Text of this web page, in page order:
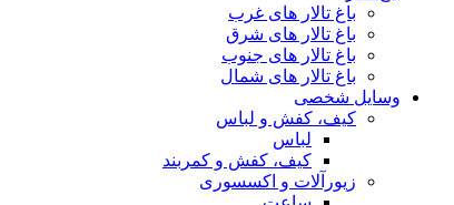
باغ تالار های غرب
باغ تالار های شرق
باغ تالار های جنوب
باغ تالار های شمال
وسایل شخصی
کیف، کفش و لباس
لباس
کیف، کفش و کمربند
زیورآلات و اکسسوری